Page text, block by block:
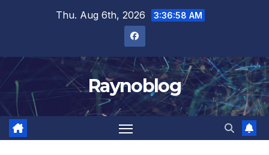
Thu. Aug 6th, 2026 3:36:58 AM
Raynoblog